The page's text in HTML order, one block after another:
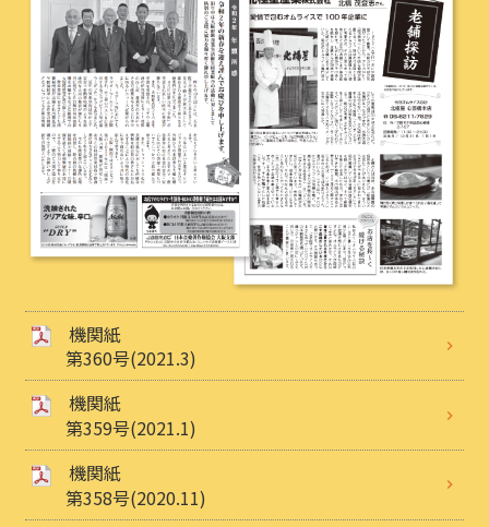
機関紙
第360号(2021.3)
機関紙
第359号(2021.1)
機関紙
第358号(2020.11)